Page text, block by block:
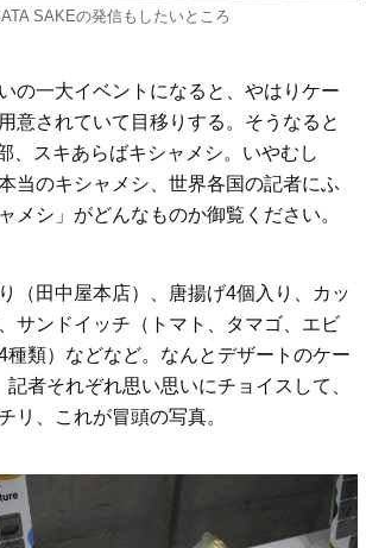
SAKEの発信もしたいところ
の一大イベントになると、やはりケー
意されていて目移りする。そうなると
、スキあらばキシャメシ。いやむし
当のキシャメシ、世界各国の記者にふ
メシ」がどんなものか御覧ください。
（田中屋本店）、唐揚げ4個入り、カッ
サンドイッチ（トマト、タマゴ、エビ
種類）などなど。なんとデザートのケー
者それぞれ思い思いにチョイスして、
リ、これが冒頭の写真。